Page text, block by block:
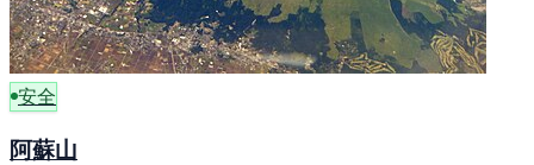
安全
阿蘇山